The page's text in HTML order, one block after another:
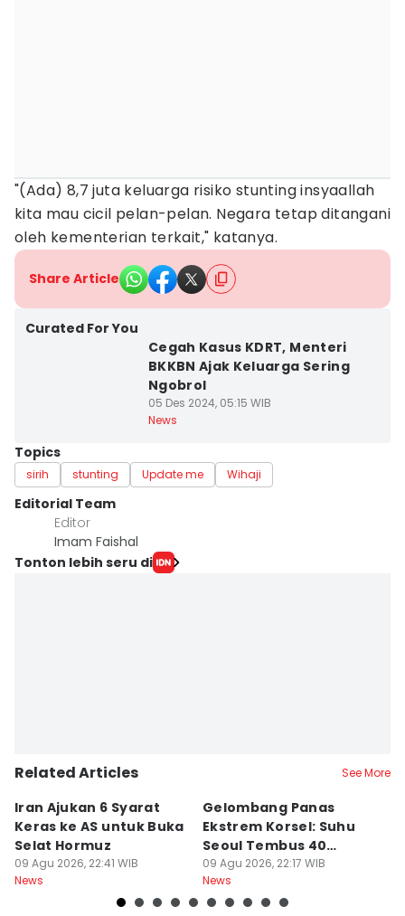
"(Ada) 8,7 juta keluarga risiko stunting insyaallah
kita mau cicil pelan-pelan. Negara tetap ditangani
oleh kementerian terkait," katanya.
Share Article
Curated For You
Cegah Kasus KDRT, Menteri
BKKBN Ajak Keluarga Sering
Ngobrol
05 Des 2024, 05:15 WIB
News
Topics
sirih stunting Update me Wihaji
Editorial Team
Editor
Imam Faishal
Tonton lebih seru di
Related Articles See More
Iran Ajukan 6 Syarat
Keras ke AS untuk Buka
Selat Hormuz
09 Agu 2026, 22:41 WIB
News
Gelombang Panas
Ekstrem Korsel: Suhu
Seoul Tembus 40
Derajat Celcius
09 Agu 2026, 22:17 WIB
News